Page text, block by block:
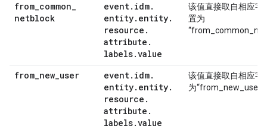
from_common_
netblock
event. idm.
entity. entity.
resource .
attribute .
labels.value
该值直接取自相应字
置为
from_new_user event. idm.
entity. entity.
resource .
attribute .
labels.value
该值直接取自相应字
为“from_new_user”